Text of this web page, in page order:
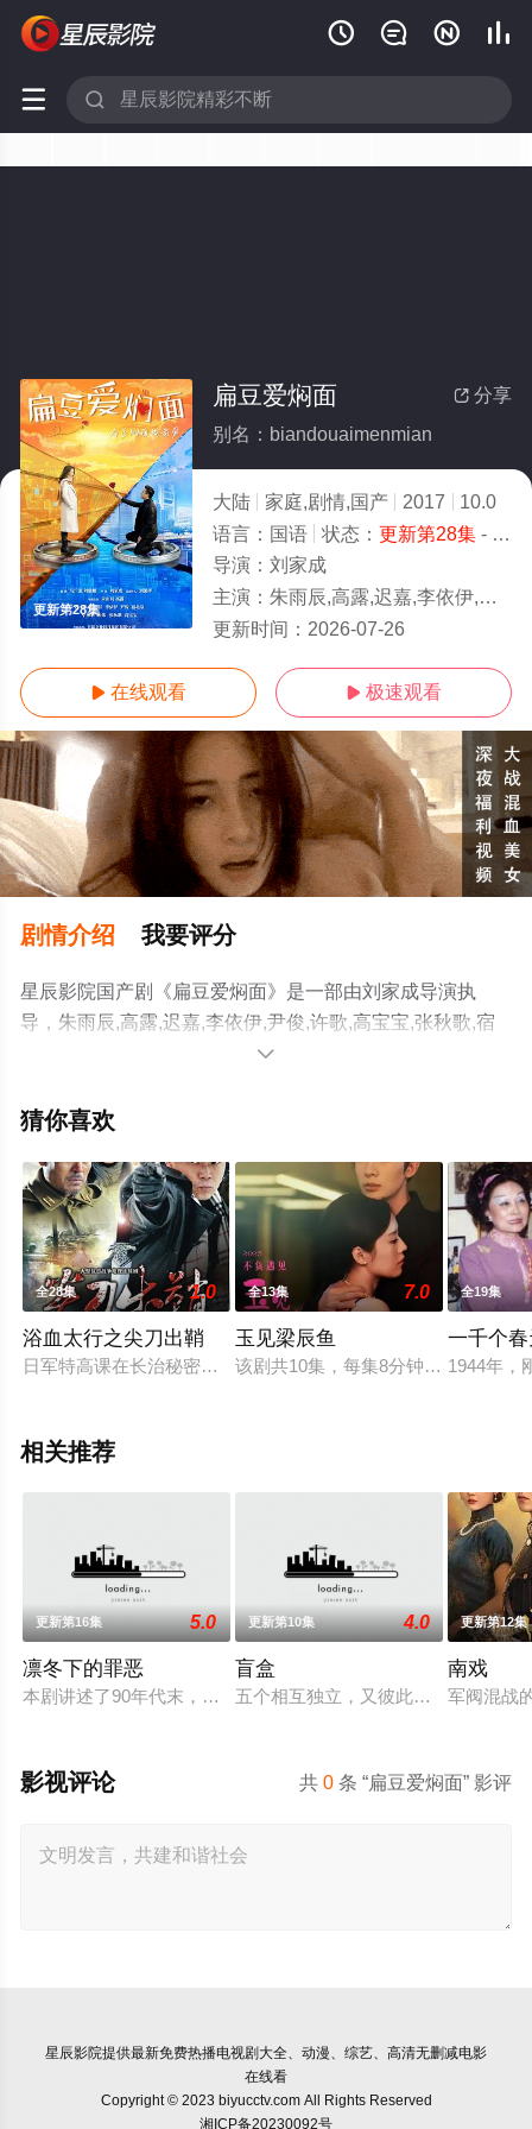
   
 
更新第28集
 分享
扁豆爱焖面
别名：biandouaimenmian
大陆 家庭,剧情,国产 2017
10.0
语言： 国语 状态： 更新第28集- 免费在线观看
导演： 刘家成
主演： 朱雨辰,高露,迟嘉,李依伊,尹俊,许歌,高宝宝,张秋歌,宿北宸,武笑羽,陈炜,毕彦君,夏星
更新时间： 2026-07-26
 在线观看  极速观看
剧情介绍 我要评分
星辰影院国产剧《扁豆爱焖面》是一部由刘家成导演执
导，朱雨辰,高露,迟嘉,李依伊,尹俊,许歌,高宝宝,张秋歌,宿
北宸,武笑羽,陈炜,毕彦君,夏星等演员精彩演绎的大陆电视
院，热播电视剧提前免费观看，更多剧情信息可移步至豆

猜你喜欢
全28集 1.0
浴血太行之尖刀出鞘
日军特高课在长治秘密训练特别挺进队，其队员个个身怀绝技，
全13集 7.0
玉见梁辰鱼
该剧共10集，每集8分钟，讲述明朝
全19集
一千个
1944年，
相关推荐
更新第16集 5.0
凛冬下的罪恶
本剧讲述了90年代末，怒河市刑侦支队在无普及监控、无DNA
更新第10集 4.0
盲盒
五个相互独立，又彼此呼应的故事
更新第12集
南戏
军阀混战
共0 条 “扁豆爱焖面” 影评
影视评论
星辰影院提供最新免费热播电视剧大全、动漫、综艺、高清无删减电影
在线看
Copyright © 2023 biyucctv.com All Rights Reserved
湘ICP备20230092号